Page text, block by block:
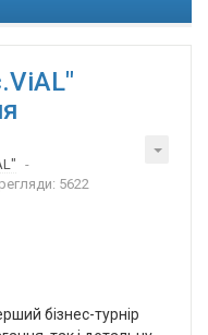
5622
бізнес-турнір